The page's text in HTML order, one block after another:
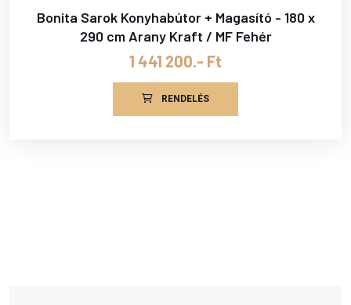
Bonita Sarok Konyhabútor + Magasító - 180 x
290 cm Arany Kraft / MF Fehér
1 441 200.- Ft
RENDELÉS